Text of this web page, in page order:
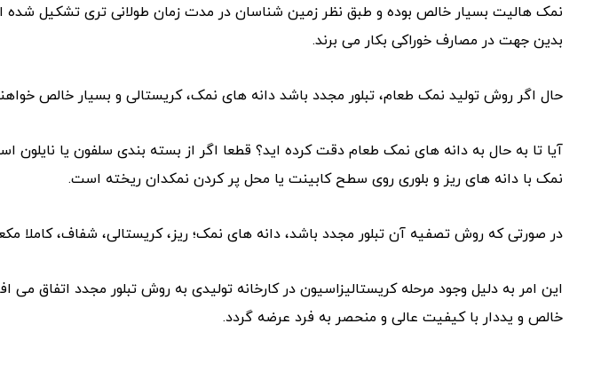
نمک هالیت بسیار خالص بوده و طبق نظر زمین شناسان در مدت زمان طولانی تری تشکیل
بدین جهت در مصارف خوراکی بکار می برند.
حال اگر روش تولید نمک طعام، تبلور مجدد باشد دانه های نمک، کریستالی و بسیار خالص
آیا تا به حال به دانه های نمک طعام دقت کرده اید؟ قطعا اگر از بسته بندی سلفون یا نایلون
نمک با دانه های ریز و بلوری روی سطح کابینت یا محل پر کردن نمکدان ریخته است.
در صورتی که روش تصفیه آن تبلور مجدد باشد، دانه های نمک؛ ریز، کریستالی، شفاف،
این امر به دلیل وجود مرحله کریستالیزاسیون در کارخانه تولیدی به روش تبلور مجدد اتفاق
خالص و یددار با کیفیت عالی و منحصر به فرد عرضه گردد.